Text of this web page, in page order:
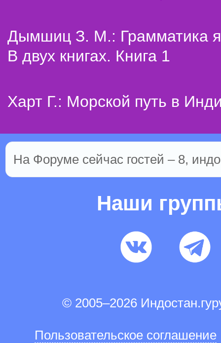
Дымшиц З. М.: Грамматика
В двух книгах. Книга 1
Харт Г.: Морской путь в
На Форуме сейчас гостей – 8,
Наши
© 2005–2026
Пользовательское соглашение